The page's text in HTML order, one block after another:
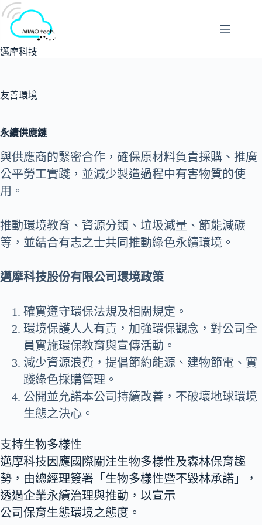
跳
要
邁摩科技
友善環境
永續供應鏈
與供應商的緊密合作，確保原材料負責採購、推廣
公平勞工實踐，並減少製造過程中有害物質的使
用。
推動環境教育、資源分類、垃圾減量、節能減碳
等，並結合有志之士共同推動綠色永續環境。
邁摩科技股份有限公司環境政策
確實遵守環保法規及相關規定。
環境保護人人有責，加強環保觀念，對公司全
員實施環保教育與宣傳活動。
減少資源浪費，提倡節約能源、建物節電、實
踐綠色採購管理。
公開並允諾本公司持續改善，不破壞地球環境
生態之決心。
支持生物多樣性
邁摩科技因應國際關注生物多樣性及森林保育趨
勢，由總經理簽署「生物多樣性暨不毀林承諾」，
透過企業永續治理與推動，以宣示
公司保育生態環境之態度。